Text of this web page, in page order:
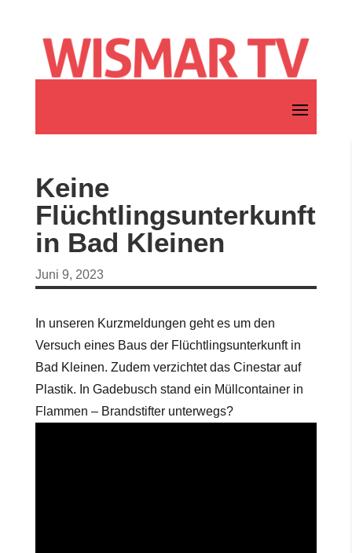
Keine
Flüchtlingsunterkunft
in Bad Kleinen
Juni 9, 2023
In unseren Kurzmeldungen geht es um den
Versuch eines Baus der Flüchtlingsunterkunft in
Bad Kleinen. Zudem verzichtet das Cinestar auf
Plastik. In Gadebusch stand ein Müllcontainer in
Flammen – Brandstifter unterwegs?